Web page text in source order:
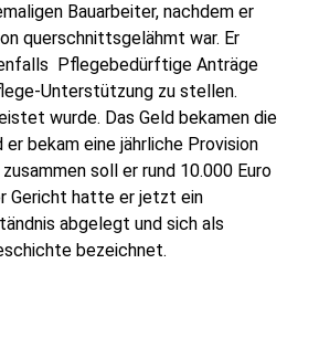
Bauarbeiter, nachdem er
querschnittsgelähmt war. Er
Pflegebedürftige Anträge
Unterstützung zu stellen.
wurde. Das Geld bekamen die
bekam eine jährliche Provision
soll er rund 10.000 Euro
Gericht hatte er jetzt ein
abgelegt und sich als
bezeichnet.